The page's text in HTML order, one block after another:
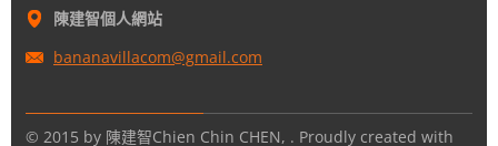
陳建智個人網站
bananavillacom@gmail.com
© 2015 by 陳建智Chien Chin CHEN, . Proudly created with